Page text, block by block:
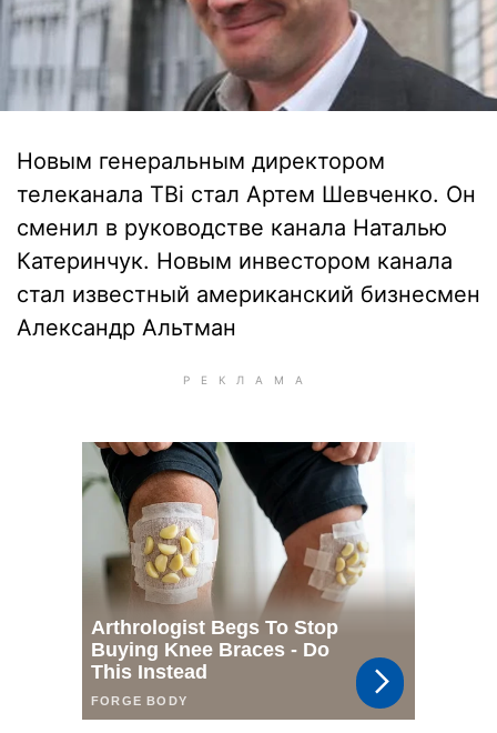
Новым генеральным директором
телеканала ТВi стал Артем Шевченко. Он
сменил в руководстве канала Наталью
Катеринчук. Новым инвестором канала
стал известный американский бизнесмен
Александр Альтман